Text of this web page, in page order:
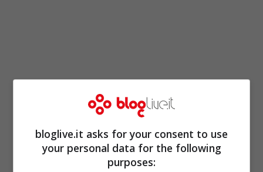
bloglive.it asks for your consent to use
your personal data for the following
purposes: